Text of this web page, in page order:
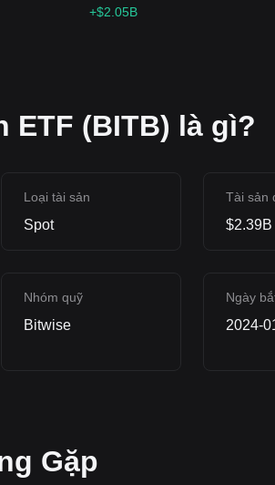
+$2.05B
ETF (BITB) là gì?
Loại tài sản
Spot
Tài sản
$2.39B
Nhóm quỹ
Bitwise
Ngày
2024-
Gặp